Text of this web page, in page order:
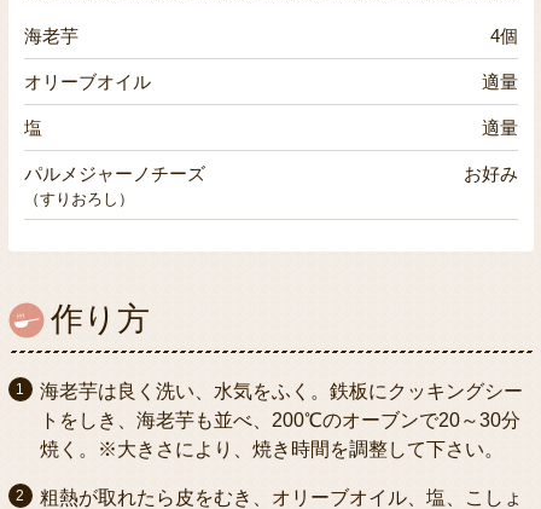
海老芋 4個
オリーブオイル 適量
塩 適量
パルメジャーノチーズ お好み
（すりおろし）
作り方
海老芋は良く洗い、水気をふく。鉄板にクッキングシー
トをしき、海老芋も並べ、200℃のオーブンで20～30分
焼く。※大きさにより、焼き時間を調整して下さい。
粗熱が取れたら皮をむき、オリーブオイル、塩、こしょ